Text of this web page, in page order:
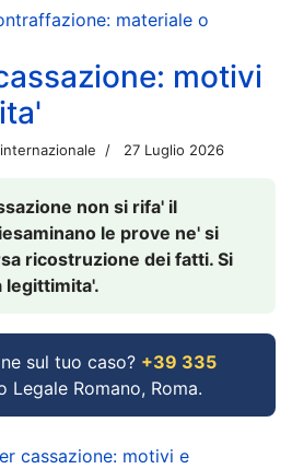
materiale o
motivi
27 Luglio 2026
non si rifa' il
le prove ne' si
ricostruzione dei fatti. Si
legittimita'.
sul tuo caso? +39 335
Romano, Roma.
cassazione: motivi e